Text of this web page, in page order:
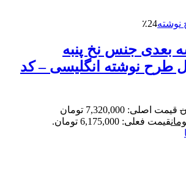
٪24
بعدی جنس نخ پنبه
طرح نوشته انگلیسی – کد
قیمت اصلی: 7,320,000 تومان
قیمت فعلی: 6,175,000 تومان.